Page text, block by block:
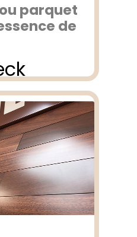
parquet
de